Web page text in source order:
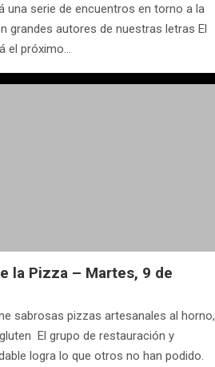
una serie de encuentros en torno a la
grandes autores de nuestras letras El
el próximo…
la Pizza – Martes, 9 de
sabrosas pizzas artesanales al horno,
El grupo de restauración y
logra lo que otros no han podido.